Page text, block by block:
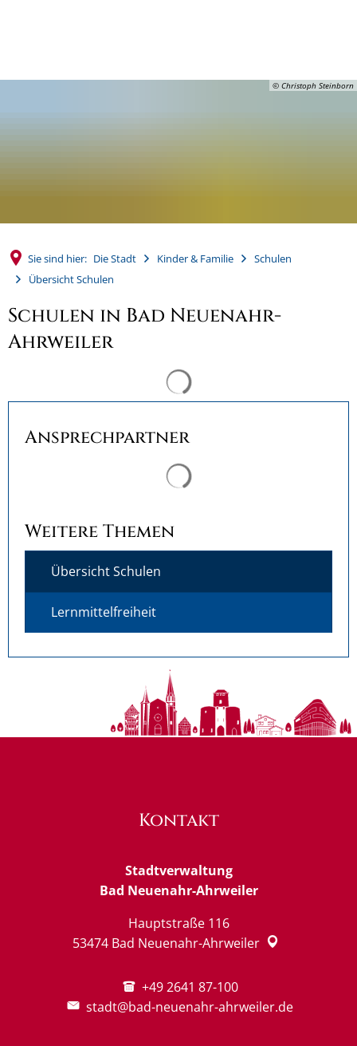
© Christoph Steinborn
Sie sind hier: Die Stadt Kinder & Familie
Schulen
Übersicht Schulen
Schulen in Bad Neuenahr-
Ahrweiler
Ansprechpartner
Weitere Themen
Übersicht Schulen
Lernmittelfreiheit
Kontakt
Stadtverwaltung
Bad Neuenahr-Ahrweiler
Hauptstraße 116
53474 Bad Neuenahr-Ahrweiler
+49 2641 87-100
stadt@bad-neuenahr-ahrweiler.de